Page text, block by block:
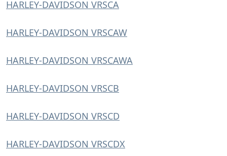
HARLEY-DAVIDSON VRSCA
HARLEY-DAVIDSON VRSCAW
HARLEY-DAVIDSON VRSCAWA
HARLEY-DAVIDSON VRSCB
HARLEY-DAVIDSON VRSCD
HARLEY-DAVIDSON VRSCDX